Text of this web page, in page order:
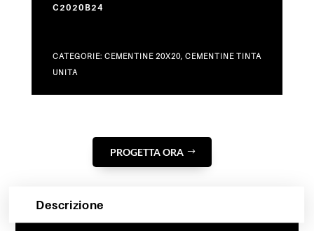
C2020B24
CATEGORIE: CEMENTINE 20X20, CEMENTINE TINTA
UNITA
PROGETTA ORA
Descrizione